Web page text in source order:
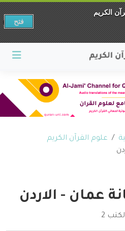
علوم القرآن الكريم
عمان - الاردن
2
الكريم
فتح